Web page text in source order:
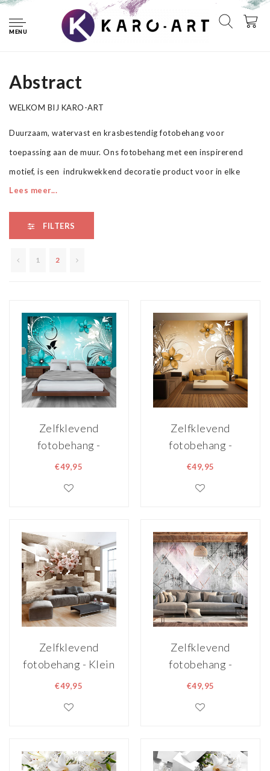
MENU
Fotobehang Abstract
Abstract
WELKOM BIJ KARO-ART
Duurzaam, watervast en krasbestendig fotobehang voor
toepassing aan de muur. Ons fotobehang met een inspirerend
motief, is een indrukwekkend decoratie product voor in elke
ruimte. Het fotobehang kan in elke ruimte worden opgehangen,
zelfs in de badkamer of keuken. levendige kleuren, zorgt ervoor
dat met ons fotobehang uw ruimte ruimtelijker oogt.
Lees meer...
FILTERS
1 2
Zelfklevend
fotobehang -
Turquoise
premium print
€49,95
Zelfklevend
fotobehang -
Amberkleurig
premium print
€49,95
Zelfklevend
fotobehang - Klein
wonder, orchidee,
print
€49,95
Zelfklevend
fotobehang -
Driehoeksperspectief,
print
€49,95